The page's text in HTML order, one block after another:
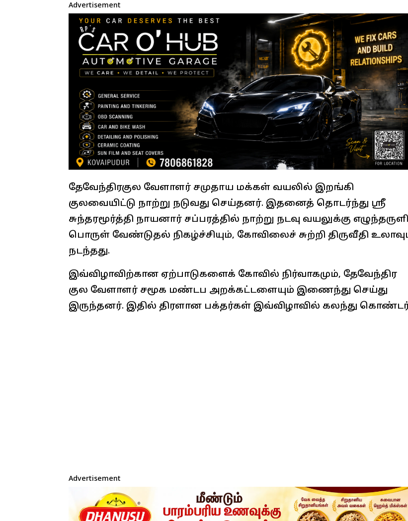
Advertisement
தேவேந்திரகுல வேளாளர் சமுதாய மக்கள் வயலில் இறங்கி
குலவையிட்டு நாற்று நடுவது செய்தனர். இதனைத் தொடர்ந்து ஸ்ரீ
சுந்தரமூர்த்தி நாயனார் சப்பரத்தில் நாற்று நடவு வயலுக்கு
பொருள் வேண்டுதல் நிகழ்ச்சியும், கோவிலைச் சுற்றி திருவீதி
நடந்தது.
இவ்விழாவிற்கான ஏற்பாடுகளைக் கோவில் நிர்வாகமும், தேவேந்திர
குல வேளாளர் சமூக மண்டப அறக்கட்டளையும் இணைந்து செய்து
இருந்தனர். இதில் திரளான பக்தர்கள் இவ்விழாவில் கலந்து
Advertisement